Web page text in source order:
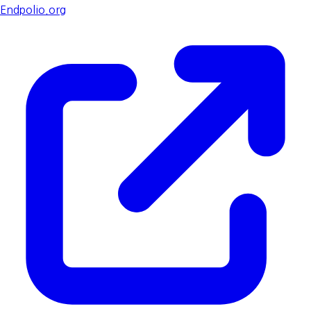
Endpolio.org